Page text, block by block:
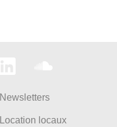
Newsletters
Location locaux